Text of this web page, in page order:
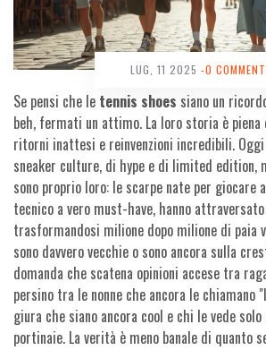
LUG, 11 2025 -0
Se pensi che le tennis shoes siano un
beh, fermati un attimo. La loro storia è piena
ritorni inattesi e reinvenzioni incredibili.
sneaker culture, di hype e di limited edition,
sono proprio loro: le scarpe nate per giocare
tecnico a vero must-have, hanno
trasformandosi milione dopo milione di paia
sono davvero vecchie o sono ancora sulla
domanda che scatena opinioni accese tra
persino tra le nonne che ancora le chiamano
giura che siano ancora cool e chi le vede
portinaie. La verità è meno banale di quanto